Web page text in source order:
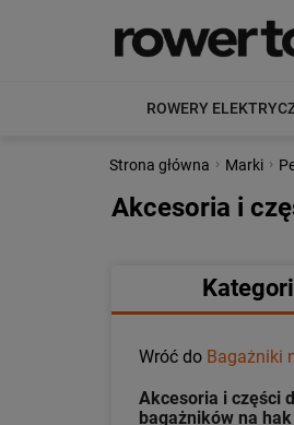
ROWERY
Strona główna › Marki ›
Akcesoria i
Wróć do Bagażniki
Akcesoria i części
bagażników na hak